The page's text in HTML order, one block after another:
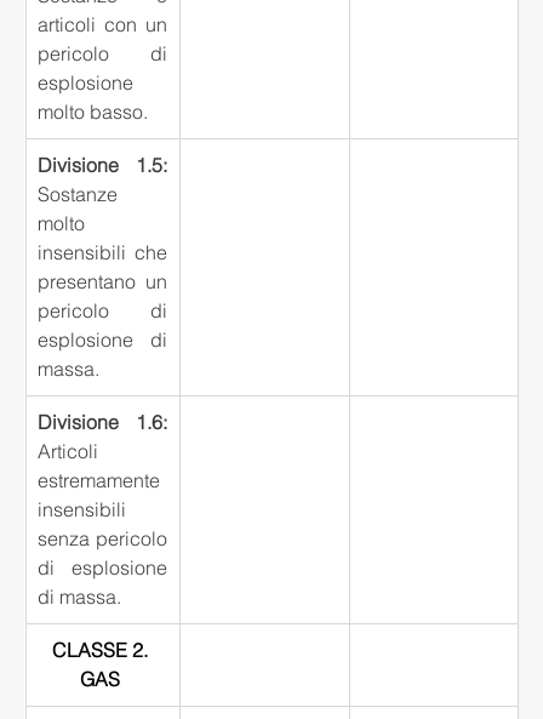
articoli con un
pericolo di
esplosione
molto basso.
Sostanze
molto
insensibili che
presentano un
pericolo di
esplosione di
massa.
Divisione 1.6:
Articoli
estremamente
insensibili
senza pericolo
di esplosione
di massa.
CLASSE 2.
GAS